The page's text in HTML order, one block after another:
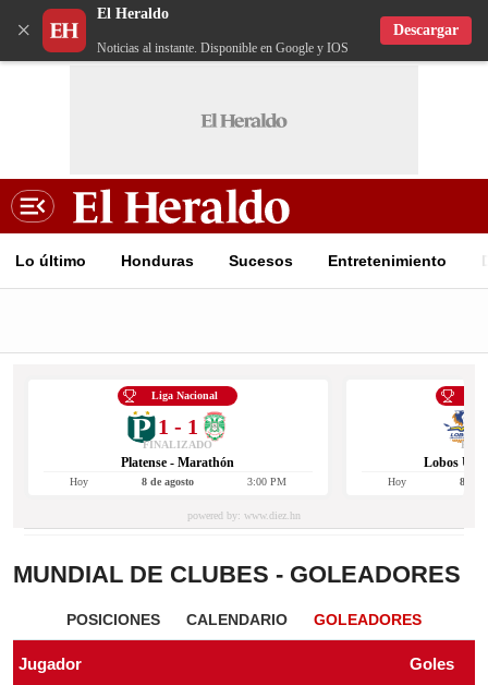
×
El Heraldo
Noticias al instante. Disponible en Google y IOS
Descargar
Lo último Honduras Sucesos Entretenimiento
Liga Nacional
1 - 1
FINALIZADO
Platense - Marathón
Hoy 8 de agosto 3:00 PM
Lobos
Hoy 8 de
MUNDIAL DE CLUBES - GOLEADORES
POSICIONES CALENDARIO GOLEADORES